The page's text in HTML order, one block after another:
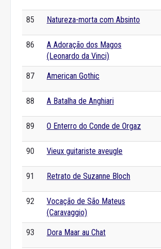
85 Natureza-morta com Absinto
86
A Adoração dos Magos
(Leonardo da Vinci)
87 American Gothic
88 A Batalha de Anghiari
89 O Enterro do Conde de Orgaz
90 Vieux guitariste aveugle
91 Retrato de Suzanne Bloch
92
Vocação de São Mateus
(Caravaggio)
93 Dora Maar au Chat